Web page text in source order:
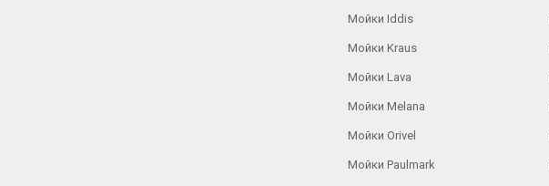
Мойки Iddis
Мойки Kraus
Мойки Lava
Мойки Melana
Мойки Orivel
Мойки Paulmark